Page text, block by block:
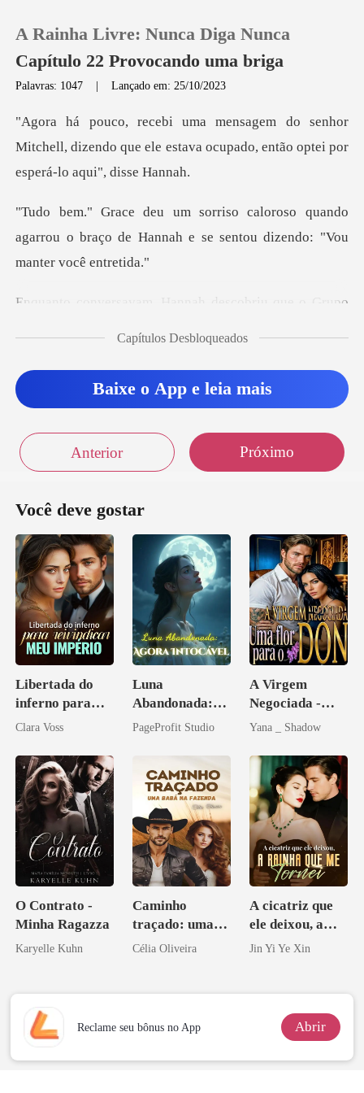
0
Loja
Histórico
Sair
A Rainha Livre: Nunca Diga Nunca
Capítulo 22 Provocando uma briga
Palavras: 1047 |Lançado em: 25/10/2023
r
Mitchell, dizendo que ele estava ocupado, e
quando
agarrou o braço de Hannah e se se
h descobriu que o Grupo
Capítulos Desbloqueados
Baixe o App e leia mais
Anterior Próximo
Você deve gostar
Libertada do
inferno para
reivindicar meu
Clara Voss
Luna
Abandonada:
Agora Intocável
PageProfit Studio
A Virgem
Negociada -
Uma flor para o
Yana _ Shadow
O Contrato -
Minha Ragazza
Karyelle Kuhn
Caminho
traçado: uma
babá na fazenda
Célia Oliveira
A cicatriz que
ele deixou, a
rainha que me
Jin Yi Ye Xin
Reclame seu bônus no App Abrir